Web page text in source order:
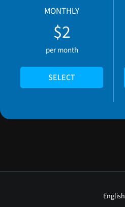
MONTHLY
$2
per month
SELECT
English